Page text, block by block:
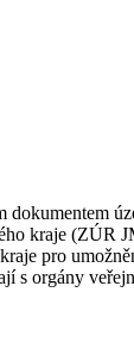
dokumentem
kraje (ZÚR
pro
s orgány